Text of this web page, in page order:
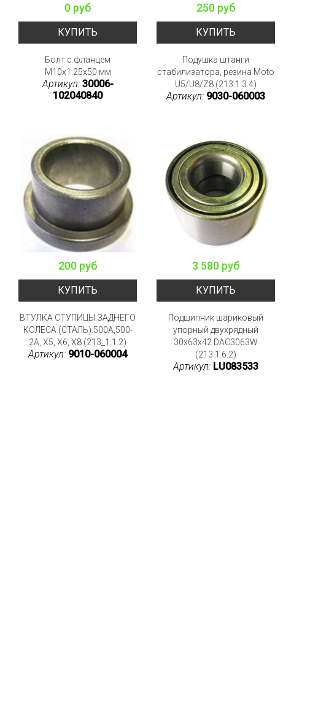
0 руб
КУПИТЬ
Болт с фланцем
M10x1.25x50 мм
Артикул: 30006-
102040840
250 руб
КУПИТЬ
Подушка штанги
стабилизатора, резина Moto
U5/U8/Z8 (213.1.3.4)
Артикул: 9030-060003
200 руб
КУПИТЬ
ВТУЛКА СТУПИЦЫ ЗАДНЕГО
КОЛЕСА (СТАЛЬ).500A,500-
2A, X5, X6, X8 (213_1.1.2)
Артикул: 9010-060004
3 580 руб
КУПИТЬ
Подшипник шариковый
упорный двухрядный
30x63x42 DAC3063W
(213.1.6.2)
Артикул: LU083533